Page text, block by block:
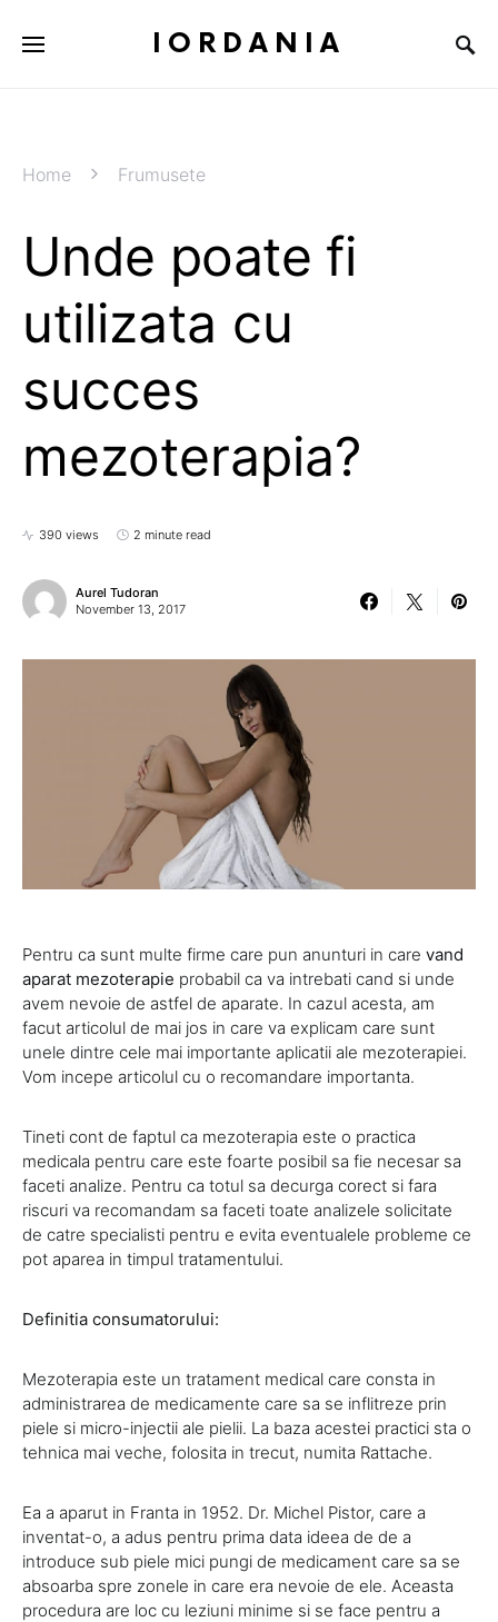
IORDANIA
Home Frumusete
Unde poate fi
utilizata cu
succes
mezoterapia?
390 views 2 minute read
Aurel Tudoran
November 13, 2017
Pentru ca sunt multe firme care pun anunturi in care vand
aparat mezoterapie probabil ca va intrebati cand si unde
avem nevoie de astfel de aparate. In cazul acesta, am
facut articolul de mai jos in care va explicam care sunt
unele dintre cele mai importante aplicatii ale mezoterapiei.
Vom incepe articolul cu o recomandare importanta.
Tineti cont de faptul ca mezoterapia este o practica
medicala pentru care este foarte posibil sa fie necesar sa
faceti analize. Pentru ca totul sa decurga corect si fara
riscuri va recomandam sa faceti toate analizele solicitate
de catre specialisti pentru e evita eventualele probleme ce
pot aparea in timpul tratamentului.
Definitia consumatorului:
Mezoterapia este un tratament medical care consta in
administrarea de medicamente care sa se inflitreze prin
piele si micro-injectii ale pielii. La baza acestei practici sta o
tehnica mai veche, folosita in trecut, numita Rattache.
Ea a aparut in Franta in 1952. Dr. Michel Pistor, care a
inventat-o, a adus pentru prima data ideea de de a
introduce sub piele mici pungi de medicament care sa se
absoarba spre zonele in care era nevoie de ele. Aceasta
procedura are loc cu leziuni minime si se face pentru a